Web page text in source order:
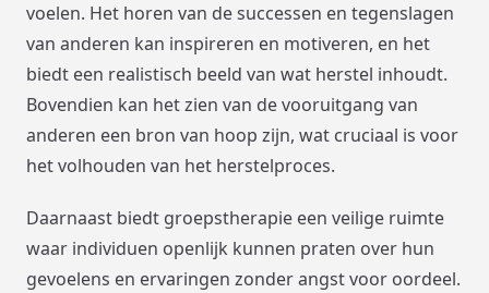
voelen. Het horen van de successen en tegenslagen
van anderen kan inspireren en motiveren, en het
biedt een realistisch beeld van wat herstel inhoudt.
Bovendien kan het zien van de vooruitgang van
anderen een bron van hoop zijn, wat cruciaal is voor
het volhouden van het herstelproces.
Daarnaast biedt groepstherapie een veilige ruimte
waar individuen openlijk kunnen praten over hun
gevoelens en ervaringen zonder angst voor oordeel.